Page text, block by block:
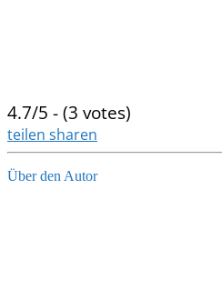
4.7/5 - (3 votes)
teilen sharen
Über den Autor